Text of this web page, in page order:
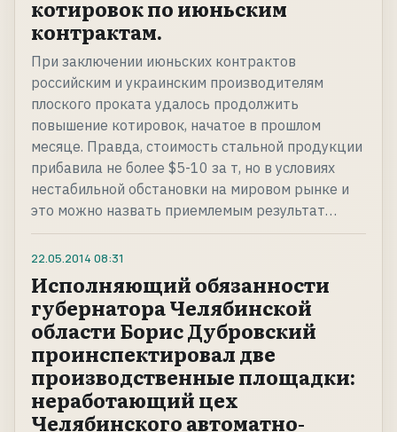
котировок по июньским
контрактам.
При заключении июньских контрактов
российским и украинским производителям
плоского проката удалось продолжить
повышение котировок, начатое в прошлом
месяце. Правда, стоимость стальной продукции
прибавила не более $5-10 за т, но в условиях
нестабильной обстановки на мировом рынке и
это можно назвать приемлемым результат…
22.05.2014 08:31
Исполняющий обязанности
губернатора Челябинской
области Борис Дубровский
проинспектировал две
производственные площадки:
неработающий цех
Челябинского автоматно-